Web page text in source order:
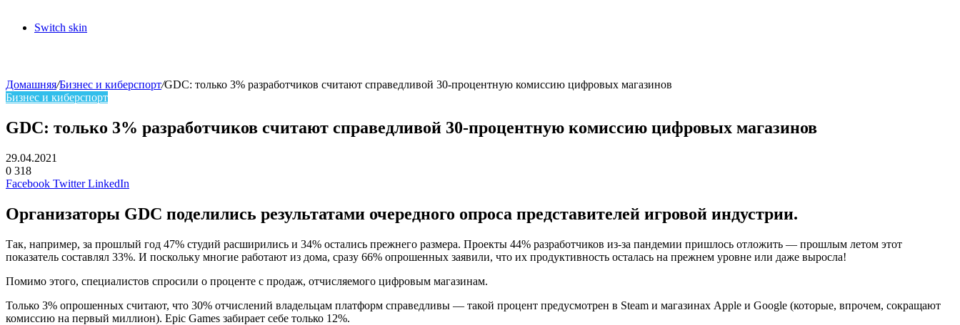
Switch skin
Домашняя/Бизнес и киберспорт/GDC: только 3% разработчиков считают справедливой 30-процентную комиссию цифровых магазинов
Бизнес и киберспорт
GDC: только 3% разработчиков считают справедливой 30-процентную комиссию цифровых магазинов
29.04.2021
0 318
Facebook Twitter LinkedIn
Организаторы GDC поделились результатами очередного опроса представителей игровой индустрии.
Так, например, за прошлый год 47% студий расширились и 34% остались прежнего размера. Проекты 44% разработчиков из-за пандемии пришлось отложить — прошлым летом этот
показатель составлял 33%. И поскольку многие работают из дома, сразу 66% опрошенных заявили, что их продуктивность осталась на прежнем уровне или даже выросла!
Помимо этого, специалистов спросили о проценте с продаж, отчисляемого цифровым магазинам.
Только 3% опрошенных считают, что 30% отчислений владельцам платформ справедливы — такой процент предусмотрен в Steam и магазинах Apple и Google (которые, впрочем, сокращают
комиссию на первый миллион). Epic Games забирает себе только 12%.